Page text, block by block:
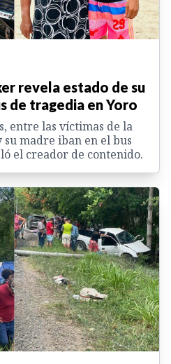
revela estado de su
de tragedia en Yoro
entre las víctimas de la
madre iban en el bus
el creador de contenido.